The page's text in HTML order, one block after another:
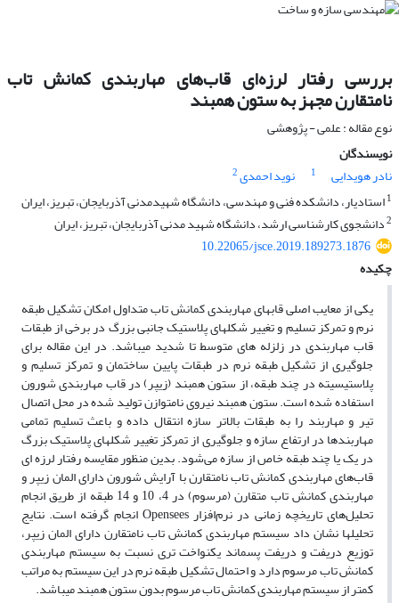
بررسی رفتار لرزه‌ای قاب‌های مهاربندی کمانش تاب
نامتقارن مجهز به ستون همبند
نوع مقاله : علمی - پژوهشی
نویسندگان
نادر هویدایی
1 نوید احمدی2
1استادیار، دانشکده فنی و مهندسی، دانشگاه شهیدمدنی آذربایجان، تبریز، ایران
2دانشجوی کارشناسی ارشد، دانشگاه شهید مدنی آذربایجان، تبریز، ایران
10.22065/jsce.2019.189273.1876
چکیده
یکی از معایب اصلی قابهای مهاربندی کمانش تاب متداول امکان تشکیل طبقه
نرم و تمرکز تسلیم و تغییر شکلهای پلاستیک جانبی بزرگ در برخی از طبقات
قاب مهاربندی در زلزله های متوسط تا شدید میباشد. در این مقاله برای
جلوگیری از تشکیل طبقه نرم در طبقات پایین ساختمان و تمرکز تسلیم و
پلاستیسیته در چند طبقه، از ستون همبند (زیپر) در قاب مهاربندی شورون
استفاده شده است. ستون همبند نیروی نامتوازن تولید شده در محل اتصال
تیر و مهاربند را به طبقات بالاتر سازه انتقال داده و باعث تسلیم تمامی
مهاربندها در ارتفاع سازه و جلوگیری از تمرکز تغییر شکلهای پلاستیک بزرگ
در یک یا چند طبقه خاص از سازه می‌شود. بدین منظور مقایسه رفتار لرزه ای
قاب‌های مهاربندی کمانش تاب نامتقارن با آرایش شورون دارای المان زیپر و
مهاربندی کمانش تاب متقارن (مرسوم) در 4، 10 و 14 طبقه از طریق انجام
تحلیل‌های تاریخچه زمانی در نرم‌افزار Opensees انجام گرفته است. نتایج
تحلیلها نشان داد سیستم مهاربندی کمانش تاب نامتقارن دارای المان زیپر،
توزیع دریفت و دریفت پسماند یکنواخت تری نسبت به سیستم مهاربندی
کمانش تاب مرسوم دارد و احتمال تشکیل طبقه نرم در این سیستم به مراتب
کمتر از سیستم مهاربندی کمانش تاب مرسوم بدون ستون همبند میباشد.